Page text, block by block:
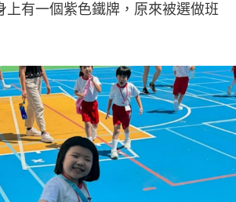
上有一個紫色鐵牌，原來被選做班